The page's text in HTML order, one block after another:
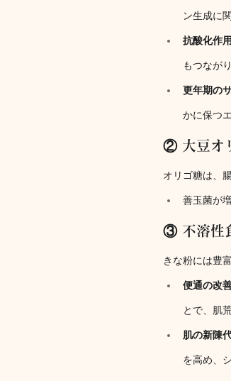
ン生成に
抗酸化作
もつなが
更年期の
かに保つ
② 大豆オ
オリゴ糖は、
善玉菌が
③ 不溶性
きな粉には豊
便通の改
とで、肌
肌の新陳
を高め、